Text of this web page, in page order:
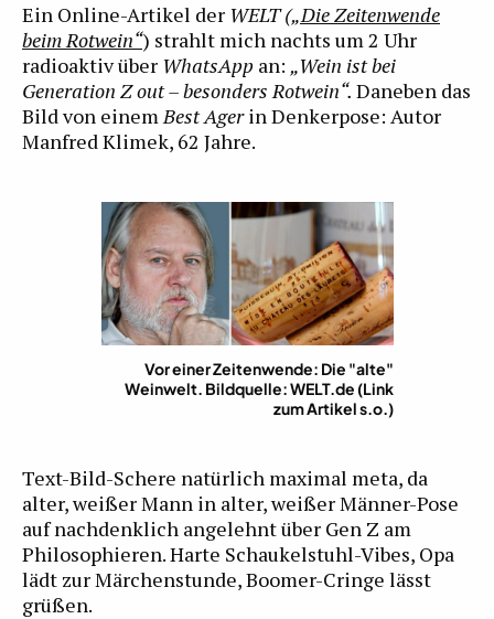
Ein Online-Artikel der WELT („Die Zeitenwende
beim Rotwein“) strahlt mich nachts um 2 Uhr
radioaktiv über WhatsApp an: „Wein ist bei
Generation Z out – besonders Rotwein“. Daneben das
Bild von einemBest Agerin Denkerpose: Autor
Manfred Klimek, 62 Jahre.
Vor einer Zeitenwende: Die "alte"
Weinwelt. Bildquelle: WELT.de (Link
zum Artikel s.o.)
Text-Bild-Schere natürlich maximal meta, da
alter, weißer Mann in alter, weißer Männer-Pose
auf nachdenklich angelehnt über Gen Z am
Philosophieren. Harte Schaukelstuhl-Vibes, Opa
lädt zur Märchenstunde, Boomer-Cringe lässt
grüßen.